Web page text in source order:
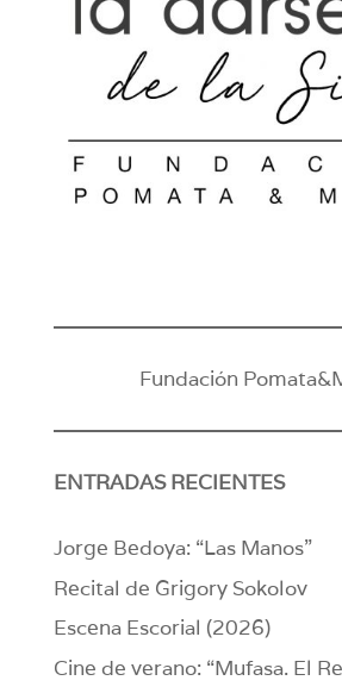
Fundación
ENTRADAS RECIENTES
Jorge Bedoya: “Las Manos”
Recital de Grigory Sokolov
Escena Escorial (2026)
Cine de verano: “Mufasa. El